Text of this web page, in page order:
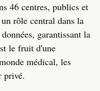
46 centres, publics et
rôle central dans la
garantissant la
le fruit d'une
médical, les
privé.